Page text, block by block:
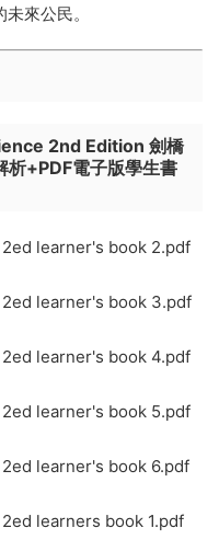
來公民。
2nd Edition 劍橋
析+PDF電子版學生書
learner's book 2.pdf
learner's book 3.pdf
learner's book 4.pdf
learner's book 5.pdf
learner's book 6.pdf
learners book 1.pdf